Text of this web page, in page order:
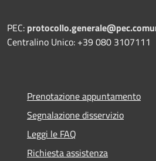
PEC:
Centralino Unico: +39 080 3107111
Prenotazione appuntamento
Segnalazione disservizio
Leggi le FAQ
Richiesta assistenza